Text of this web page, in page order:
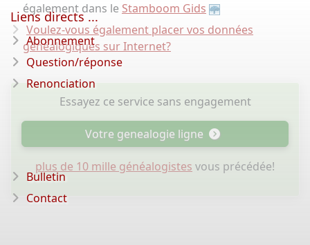
également dans le Stamboom Gids
Voulez-vous également placer vos données
généalogiques sur Internet?
Essayez ce service sans engagement
Votre genealogie ligne
plus de 10 mille généalogistes vous précédée!
Liens directs ...
Abonnement
Question/réponse
Renonciation
Bulletin
Contact